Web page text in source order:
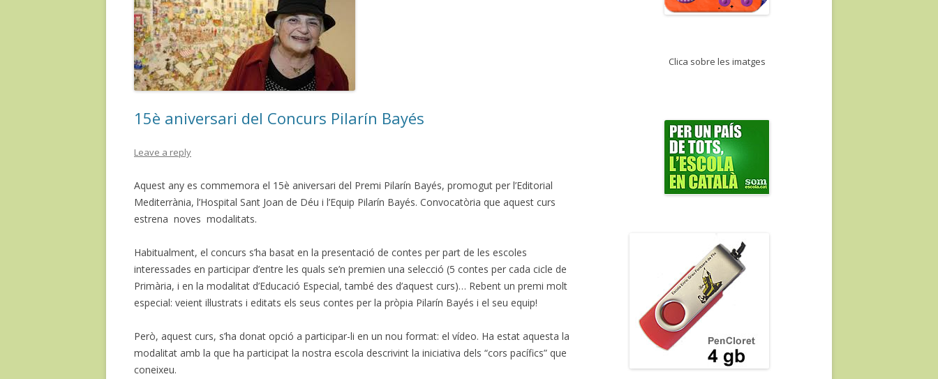
15è aniversari del Concurs Pilarín Bayés
Leave a reply
Aquest any es commemora el 15è aniversari del Premi Pilarín Bayés, promogut per l’Editorial
Mediterrània, l’Hospital Sant Joan de Déu i l’Equip Pilarín Bayés. Convocatòria que aquest curs
estrena noves modalitats.
Habitualment, el concurs s’ha basat en la presentació de contes per part de les escoles
interessades en participar d’entre les quals se’n premien una selecció (5 contes per cada cicle de
Primària, i en la modalitat d’Educació Especial, també des d’aquest curs)… Rebent un premi molt
especial: veient il·lustrats i editats els seus contes per la pròpia Pilarín Bayés i el seu equip!
Però, aquest curs, s’ha donat opció a participar-li en un nou format: el vídeo. Ha estat aquesta la
modalitat amb la que ha participat la nostra escola descrivint la iniciativa dels “cors pacífics” que
coneixeu.
Clica sobre les imatges